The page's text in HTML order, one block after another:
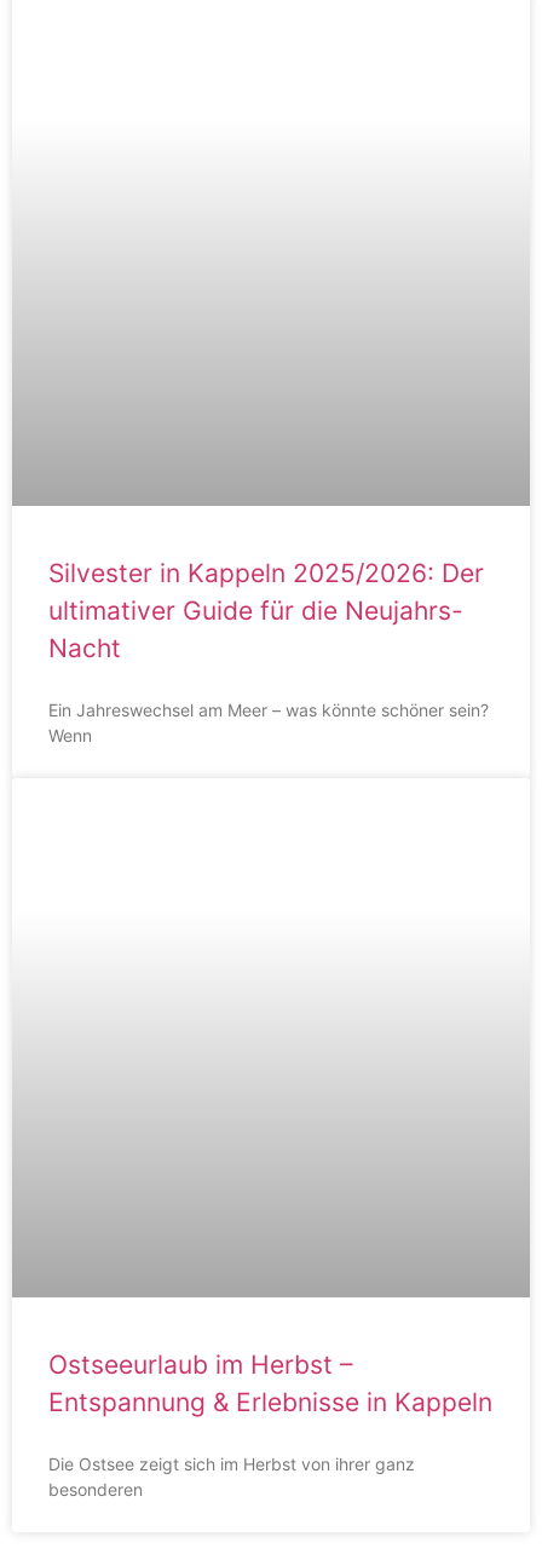
Silvester in Kappeln 2025/2026: Der
ultimativer Guide für die Neujahrs-
Nacht
Ein Jahreswechsel am Meer – was könnte schöner sein?
Wenn
Ostseeurlaub im Herbst –
Entspannung & Erlebnisse in Kappeln
Die Ostsee zeigt sich im Herbst von ihrer ganz
besonderen